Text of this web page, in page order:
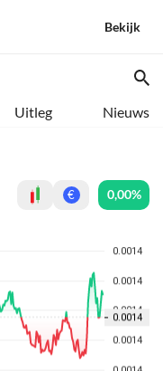
Bekijk
Uitleg Nieuws
€ 0,00%